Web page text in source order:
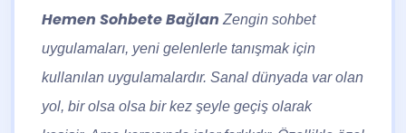
Hemen Sohbete Bağlan Zengin sohbet
uygulamaları, yeni gelenlerle tanışmak için
kullanılan uygulamalardır. Sanal dünyada var olan
yol, bir olsa olsa bir kez şeyle geçiş olarak